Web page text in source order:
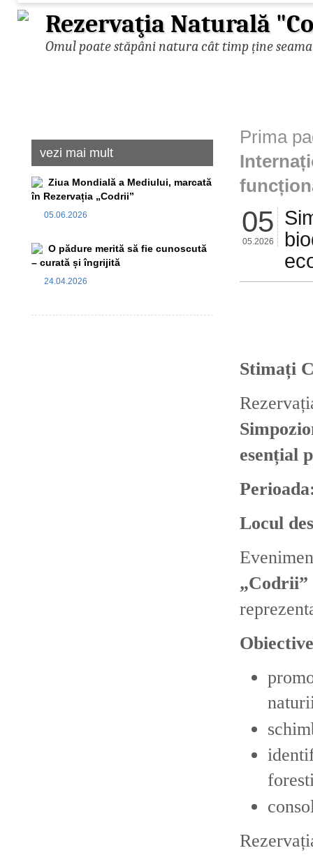
Rezervaţia Naturală
Omul poate stăpâni natura cât timp ține
vezi mai mult
Ziua Mondială a Mediului, marcată
în Rezervația „Codrii”
05.06.2026
O pădure merită să fie cunoscută
– curată și îngrijită
24.04.2026
Prima
05
05.2026
Stimați
esențial
Locul
„Codrii”